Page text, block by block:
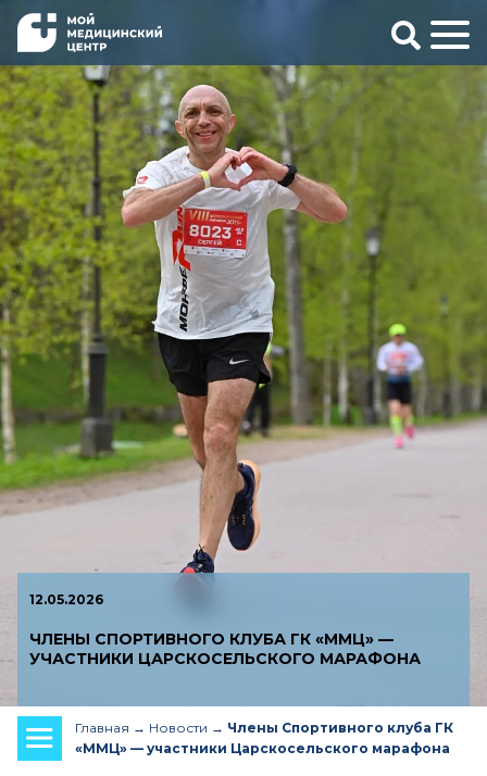
12.05.2026
ЧЛЕНЫ СПОРТИВНОГО КЛУБА ГК «ММЦ» —
УЧАСТНИКИ ЦАРСКОСЕЛЬСКОГО МАРАФОНА
Главная Новости
Члены Спортивного клуба ГК
«ММЦ» — участники Царскосельского марафона